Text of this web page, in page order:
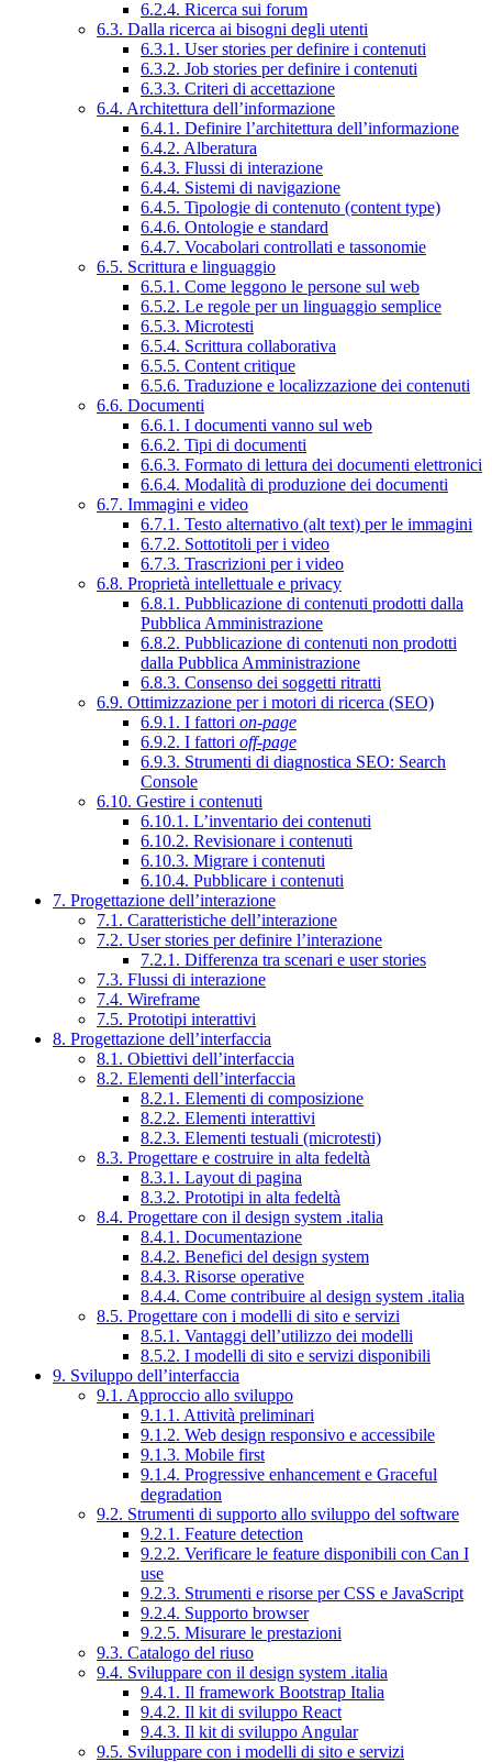
6.2.4. Ricerca sui forum
6.3. Dalla ricerca ai bisogni degli utenti
6.3.1. User stories per definire i contenuti
6.3.2. Job stories per definire i contenuti
6.3.3. Criteri di accettazione
6.4. Architettura dell’informazione
6.4.1. Definire l’architettura dell’informazione
6.4.2. Alberatura
6.4.3. Flussi di interazione
6.4.4. Sistemi di navigazione
6.4.5. Tipologie di contenuto (content type)
6.4.6. Ontologie e standard
6.4.7. Vocabolari controllati e tassonomie
6.5. Scrittura e linguaggio
6.5.1. Come leggono le persone sul web
6.5.2. Le regole per un linguaggio semplice
6.5.3. Microtesti
6.5.4. Scrittura collaborativa
6.5.5. Content critique
6.5.6. Traduzione e localizzazione dei contenuti
6.6. Documenti
6.6.1. I documenti vanno sul web
6.6.2. Tipi di documenti
6.6.3. Formato di lettura dei documenti elettronici
6.6.4. Modalità di produzione dei documenti
6.7. Immagini e video
6.7.1. Testo alternativo (alt text) per le immagini
6.7.2. Sottotitoli per i video
6.7.3. Trascrizioni per i video
6.8. Proprietà intellettuale e privacy
6.8.1. Pubblicazione di contenuti prodotti dalla
Pubblica Amministrazione
6.8.2. Pubblicazione di contenuti non prodotti
dalla Pubblica Amministrazione
6.8.3. Consenso dei soggetti ritratti
6.9. Ottimizzazione per i motori di ricerca (SEO)
6.9.1. I fattori on-page
6.9.2. I fattori off-page
6.9.3. Strumenti di diagnostica SEO: Search
Console
6.10. Gestire i contenuti
6.10.1. L’inventario dei contenuti
6.10.2. Revisionare i contenuti
6.10.3. Migrare i contenuti
6.10.4. Pubblicare i contenuti
7. Progettazione dell’interazione
7.1. Caratteristiche dell’interazione
7.2. User stories per definire l’interazione
7.2.1. Differenza tra scenari e user stories
7.3. Flussi di interazione
7.4. Wireframe
7.5. Prototipi interattivi
8. Progettazione dell’interfaccia
8.1. Obiettivi dell’interfaccia
8.2. Elementi dell’interfaccia
8.2.1. Elementi di composizione
8.2.2. Elementi interattivi
8.2.3. Elementi testuali (microtesti)
8.3. Progettare e costruire in alta fedeltà
8.3.1. Layout di pagina
8.3.2. Prototipi in alta fedeltà
8.4. Progettare con il design system .italia
8.4.1. Documentazione
8.4.2. Benefici del design system
8.4.3. Risorse operative
8.4.4. Come contribuire al design system .italia
8.5. Progettare con i modelli di sito e servizi
8.5.1. Vantaggi dell’utilizzo dei modelli
8.5.2. I modelli di sito e servizi disponibili
9. Sviluppo dell’interfaccia
9.1. Approccio allo sviluppo
9.1.1. Attività preliminari
9.1.2. Web design responsivo e accessibile
9.1.3. Mobile first
9.1.4. Progressive enhancement e Graceful
degradation
9.2. Strumenti di supporto allo sviluppo del software
9.2.1. Feature detection
9.2.2. Verificare le feature disponibili con Can I
use
9.2.3. Strumenti e risorse per CSS e JavaScript
9.2.4. Supporto browser
9.2.5. Misurare le prestazioni
9.3. Catalogo del riuso
9.4. Sviluppare con il design system .italia
9.4.1. Il framework Bootstrap Italia
9.4.2. Il kit di sviluppo React
9.4.3. Il kit di sviluppo Angular
9.5. Sviluppare con i modelli di sito e servizi